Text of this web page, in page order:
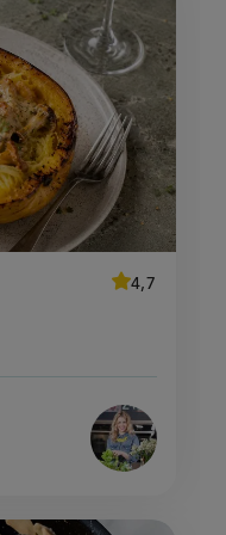
average
4,7
Beoordeel